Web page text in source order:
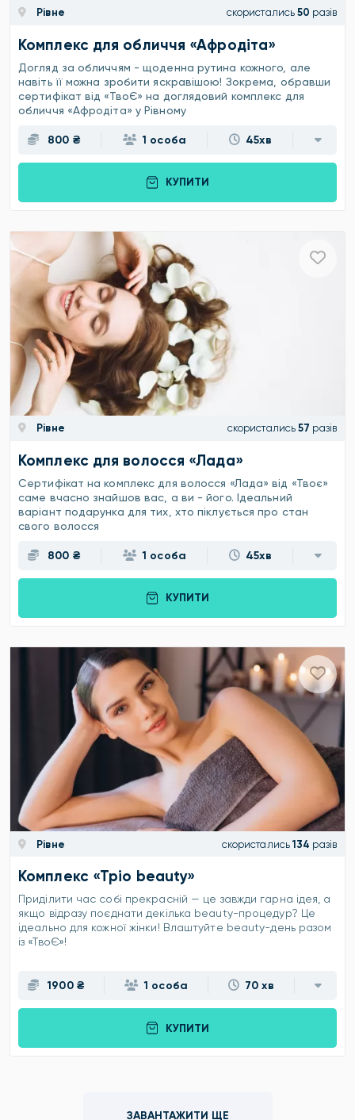
Рівне скористались 50 разів
Комплекс для обличчя «Афродіта»
Догляд за обличчям - щоденна рутина кожного, але
навіть її можна зробити яскравішою! Зокрема, обравши
сертифікат від «ТвоЄ» на доглядовий комплекс для
обличчя «Афродіта» у Рівному
800 ₴ 1 особа 45хв
КУПИТИ
Рівне скористались 57 разів
Комплекс для волосся «Лада»
Сертифікат на комплекс для волосся «Лада» від «Твоє»
саме вчасно знайшов вас, а ви - його. Ідеальний
варіант подарунка для тих, хто піклується про стан
свого волосся
800 ₴ 1 особа 45хв
КУПИТИ
Рівне скористались 134 разів
Комплекс «Тріо beauty»
Приділити час собі прекрасній — це завжди гарна ідея, а
якщо відразу поєднати декілька beauty-процедур? Це
ідеально для кожної жінки! Влаштуйте beauty-день разом
із «ТвоЄ»!
1900 ₴ 1 особа 70 хв
КУПИТИ
ЗАВАНТАЖИТИ ЩЕ